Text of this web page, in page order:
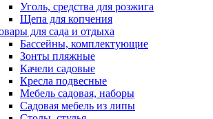
Уголь, средства для розжига
Щепа для копчения
для сада и отдыха
Бассейны, комплектующие
Зонты пляжные
Качели садовые
Кресла подвесные
Мебель садовая, наборы
Садовая мебель из липы